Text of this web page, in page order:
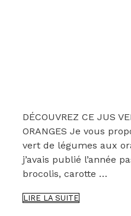
DÉCOUVREZ CE JUS
ORANGES Je vous
vert de légumes aux
j’avais publié l’année
brocolis, carotte …
LIRE LA SUITEUN